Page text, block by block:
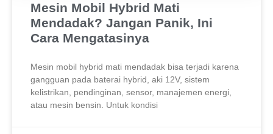
Mesin Mobil Hybrid Mati
Mendadak? Jangan Panik, Ini
Cara Mengatasinya
Mesin mobil hybrid mati mendadak bisa terjadi karena
gangguan pada baterai hybrid, aki 12V, sistem
kelistrikan, pendinginan, sensor, manajemen energi,
atau mesin bensin. Untuk kondisi